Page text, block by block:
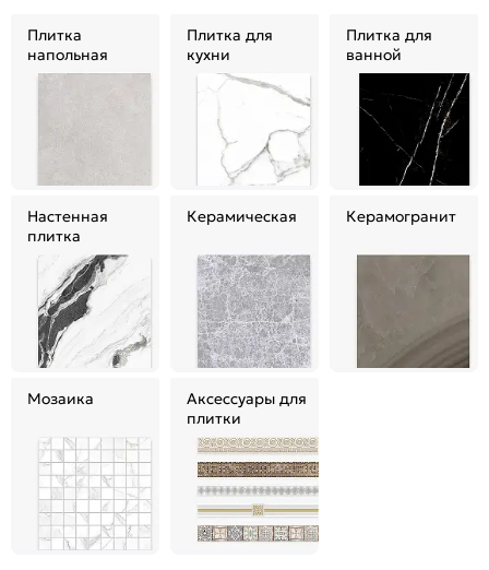
Плитка
напольная
Плитка для
кухни
Плитка для
ванной
Настенная
плитка
Керамическая Керамогранит
Мозаика
Аксессуары для
плитки